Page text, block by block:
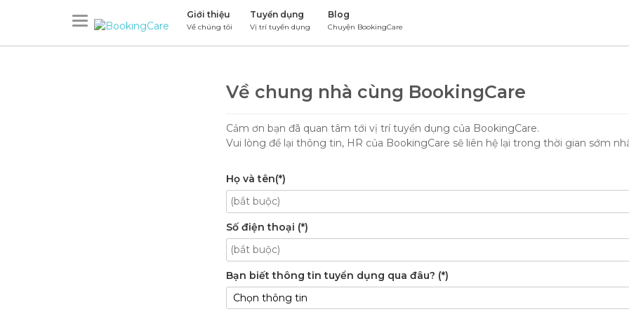
Giới thiệu
Về chúng tôi
Tuyển dụng
Vị trí tuyển dụng
Blog
Chuyện BookingCare
Về chung nhà cùng BookingCare
Cảm ơn bạn đã quan tâm tới vị trí tuyển dụng của BookingCare.
Vui lòng để lại thông tin, HR của BookingCare sẽ liên hệ lại trong thời gian sớm
Họ và tên(*)
Số điện thoại (*)
Bạn biết thông tin tuyển dụng qua đâu? (*)